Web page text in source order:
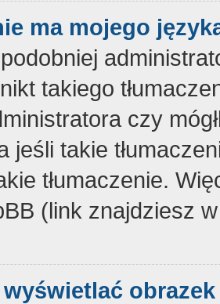
ma mojego
takiego
czy
jeśli takie
tłumaczenie.
(link znajdziesz